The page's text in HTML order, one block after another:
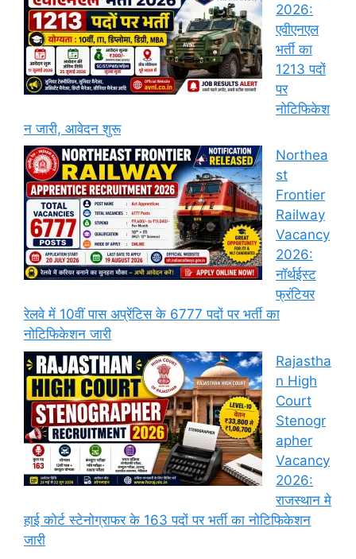
2026:
एवीएनएल
भर्ती का
1213 पदों
पर
नोटिफिकेश
न जारी, आवेदन शुरू
Northea
st
Frontier
Railway
Vacancy
2026:
नॉर्थईस्ट
फ्रंटियर
रेलवे में 10वीं पास अप्रेंटिस के 6777 पदों पर भर्ती का
नोटिफिकेशन जारी
Rajastha
n High
Court
Stenogr
apher
Vacancy
2026:
राजस्थान मे
हाई कोर्ट स्टेनोग्राफर के 163 पदों पर भर्ती का नोटिफिकेशन
जारी